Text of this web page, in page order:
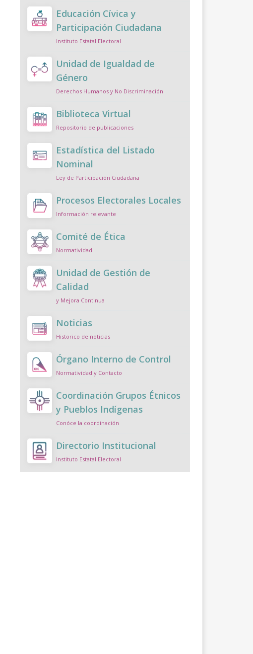
Educación Cívica y
Participación Ciudadana
Instituto Estatal Electoral
Unidad de Igualdad de
Género
Derechos Humanos y No Discriminación
Biblioteca Virtual
Repositorio de publicaciones
Estadística del Listado
Nominal
Ley de Participación Ciudadana
Procesos Electorales Locales
Información relevante
Comité de Ética
Normatividad
Unidad de Gestión de
Calidad
y Mejora Continua
Noticias
Historico de noticias
Órgano Interno de Control
Normatividad y Contacto
Coordinación Grupos Étnicos
y Pueblos Indígenas
Conóce la coordinación
Directorio Institucional
Instituto Estatal Electoral